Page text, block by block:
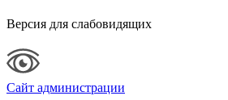
Версия для слабовидящих
Сайт администрации